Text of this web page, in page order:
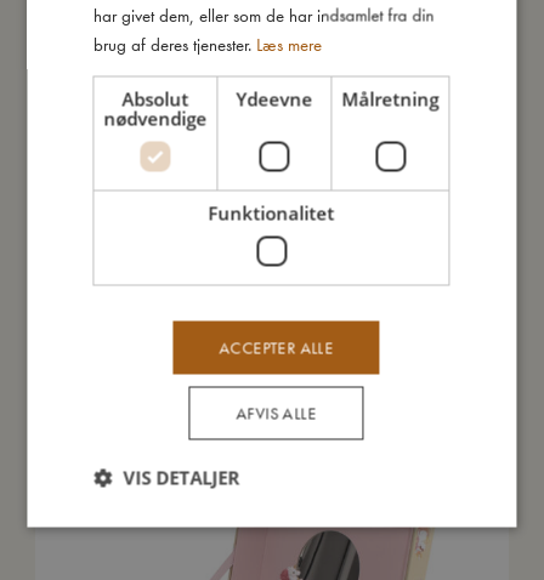
Jeg er lavet af
Sådan plejer du mig
Du vil måske også kunne lide
har givet dem, eller som de har indsamlet fra din
brug af deres tjenester. Læs mere
Absolut
nødvendige
Ydeevne Målretning
Funktionalitet
ACCEPTER ALLE
AFVIS ALLE
VIS DETALJER